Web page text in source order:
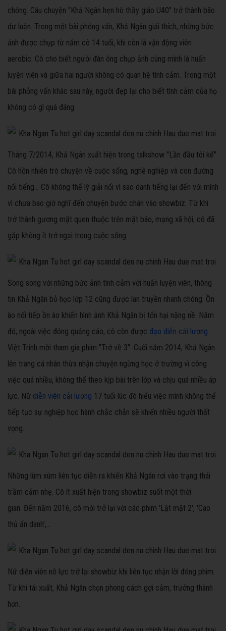
chóng. Câu chuyện "Khả Ngân hẹn hò thầy giáo U40" trở thành bão
dư luận. Trong một bài phỏng vấn, Khả Ngân giải thích, những bức
ảnh được chụp từ năm cô 14 tuổi, khi còn là vận động viên
aerobic. Cô cho biết người đàn ông chụp ảnh cùng mình là huấn
luyện viên và giữa hai người không có quan hệ tình cảm. Trong một
bài phỏng vấn khác sau này, người đẹp lại cho biết tình cảm của họ
không có gì quá đáng.
Tháng 7/2014, Khả Ngân xuất hiện trong talkshow "Lần đầu tôi kể".
Cô hồn nhiên trò chuyện về cuộc sống, nghề nghiệp và con đường
nổi tiếng... Cô không thể lý giải nổi vì sao danh tiếng lại đến với mình
vì chưa bao giờ nghĩ đến chuyện bước chân vào showbiz. Từ khi
trở thành gương mặt quen thuộc trên mặt báo, mạng xã hội, cô đã
gặp không ít trở ngại trong cuộc sống.
Song song với những bức ảnh tình cảm với huấn luyện viên, thông
tin Khả Ngân bỏ học lớp 12 cũng được lan truyền nhanh chóng. Ồn
ào nối tiếp ồn ào khiến hình ảnh Khả Ngân bị tổn hại nặng nề. Năm
đó, ngoài việc đóng quảng cáo, cô còn được đạo diễn cải lương
Việt Trinh mời tham gia phim "Trở về 3". Cuối năm 2014, Khả Ngân
lên trang cá nhân thừa nhận chuyện ngừng học ở trường vì công
việc quá nhiều, không thể theo kịp bài trên lớp và chịu quá nhiều áp
lực. Nữ diễn viên cải lương 17 tuổi lúc đó hiểu việc mình không thể
tiếp tục sự nghiệp học hành chắc chắn sẽ khiến nhiều người thất
vọng.
Những lùm xùm liên tục diễn ra khiến Khả Ngân rơi vào trạng thái
trầm cảm nhẹ. Cô ít xuất hiện trong showbiz suốt một thời
gian. Đến năm 2016, cô mới trở lại với các phim 'Lật mặt 2', 'Cao
thủ ẩn danh',...
Nữ diễn viên nỗ lực trở lại showbiz khi liên tục nhận lời đóng phim.
Từ khi tái xuất, Khả Ngân chọn phong cách gợi cảm, trưởng thành
hơn.